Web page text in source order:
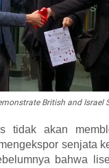
British and Israel
tidak akan
senjata
bahwa